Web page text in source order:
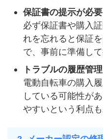
保証書の提示が必要
必ず保証書や購入
れを忘れると保証
で、事前に準備し
トラブルの履歴管理
電動自転車の購入
している可能性が
やすいという利点も